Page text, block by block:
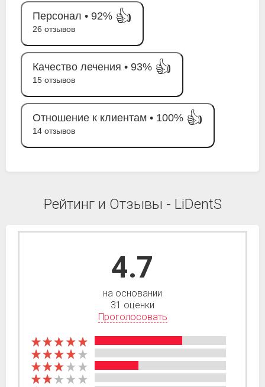
Персонал • 92% 👍
26 отзывов
Качество лечения • 93% 👍
15 отзывов
Отношение к клиентам • 100% 👍
14 отзывов
Рейтинг и Отзывы - LiDentS
4.7
на основании
31 оценки
Проголосовать